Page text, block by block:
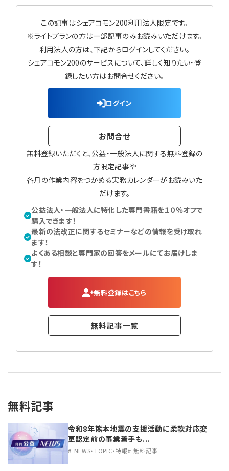
【連載】公益法人会計検定試験一問一答
【連載】公益法人のための「新公益信託」活用戦略
【連載】事務局だよりPLUS
【連載】テーマで紐解く逆引きガイドライン
【連載】悩みと向き合う経営学
【連載】非営利法人AtoZei
【連載】労務管理の歩き方
【連載】AI活用のすすめ
この記事はシェアコモン200利用法人限定です。
※ライトプランの方は一部記事のみお読みいただけます。
利用法人の方は、下記からログインしてください。
シェアコモン200のサービスについて、詳しく知りたい・登
録したい方はお問合せください。
ログイン
お問合せ
無料登録いただくと、公益・一般法人に関する無料登録の
方限定記事や
各月の作業内容をつかめる実務カレンダーがお読みいた
だけます。
公益法人・一般法人に特化した専門書籍を１０％オフで
購入できます！
最新の法改正に関するセミナーなどの情報を受け取れ
ます！
よくある相談と専門家の回答をメールにてお届けしま
す！
無料登録はこちら
無料記事一覧
無料記事
令和8年熊本地震の支援活動に柔軟対応変
更認定前の事業着手も...
NEWS・TOPIC・特報 無料記事